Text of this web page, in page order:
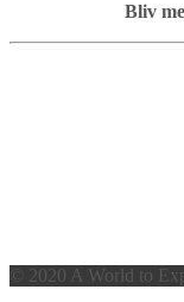
Bliv
© 2020 A World to